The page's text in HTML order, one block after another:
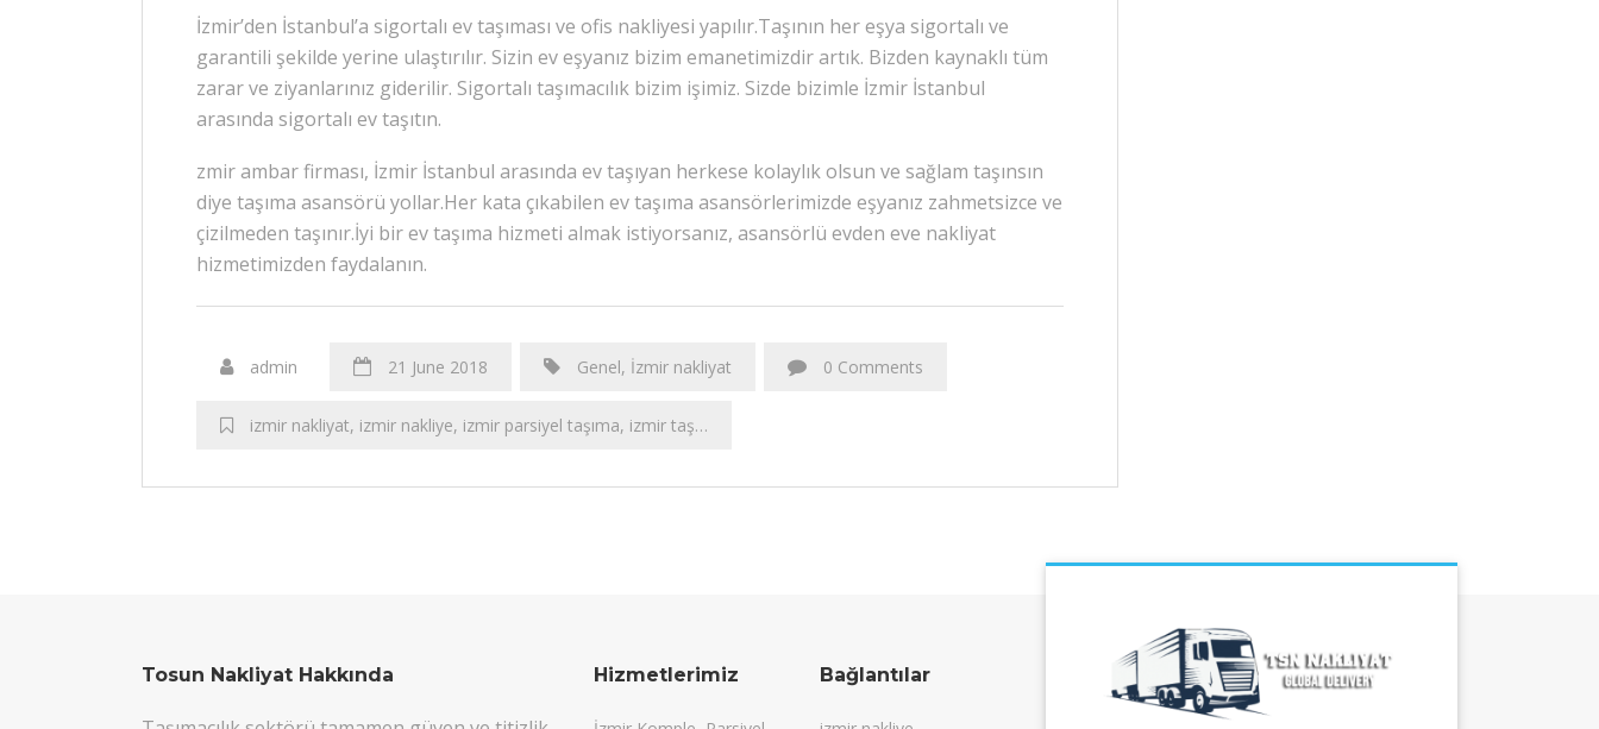
İzmir’den İstanbul’a sigortalı ev taşıması ve ofis nakliyesi yapılır.Taşının her eşya sigortalı ve
garantili şekilde yerine ulaştırılır. Sizin ev eşyanız bizim emanetimizdir artık. Bizden kaynaklı tüm
zarar ve ziyanlarınız giderilir. Sigortalı taşımacılık bizim işimiz. Sizde bizimle İzmir İstanbul
arasında sigortalı ev taşıtın.
zmir ambar firması, İzmir İstanbul arasında ev taşıyan herkese kolaylık olsun ve sağlam taşınsın
diye taşıma asansörü yollar.Her kata çıkabilen ev taşıma asansörlerimizde eşyanız zahmetsizce ve
çizilmeden taşınır.İyi bir ev taşıma hizmeti almak istiyorsanız, asansörlü evden eve nakliyat
hizmetimizden faydalanın.
admin 21 June 2018 Genel, İzmir nakliyat 0 Comments
izmir nakliyat, izmir nakliye, izmir parsiyel taşıma, izmir taşımacılık
Tosun Nakliyat Hakkında Hizmetlerimiz Bağlantılar